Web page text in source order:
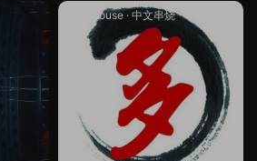
Lak House· 中文串烧